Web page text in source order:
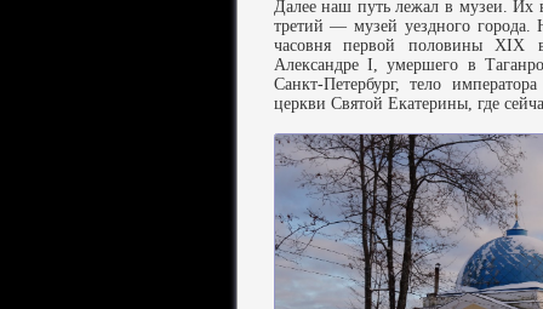
Далее наш путь лежал в музеи. Их
третий — музей уездного города.
часовня первой половины XIX
Александре I, умершего в
Санкт-Петербург, тело
церкви Святой Екатерины, где